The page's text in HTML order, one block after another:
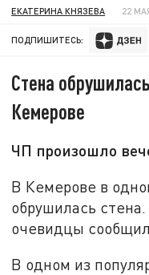
ЕКАТЕРИНА КНЯЗЕВА 22
ПОДПИШИТЕСЬ:
Стена
Кемерове
ЧП произошло
В Кемерове в
обрушилась
очевидцы
В одном из